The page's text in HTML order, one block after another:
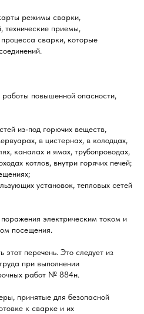
режимы сварки,
технические приемы,
процесса сварки, которые
повышенной опасности,
из-под горючих веществ,
в цистернах, в колодцах,
каналах и ямах, трубопроводах,
котлов, внутри горячих печей;
установок, тепловых сетей
электрическим током и
посещения.
этот перечень. Это следует из
при выполнении
работ № 884н.
принятые для безопасной
к сварке и их